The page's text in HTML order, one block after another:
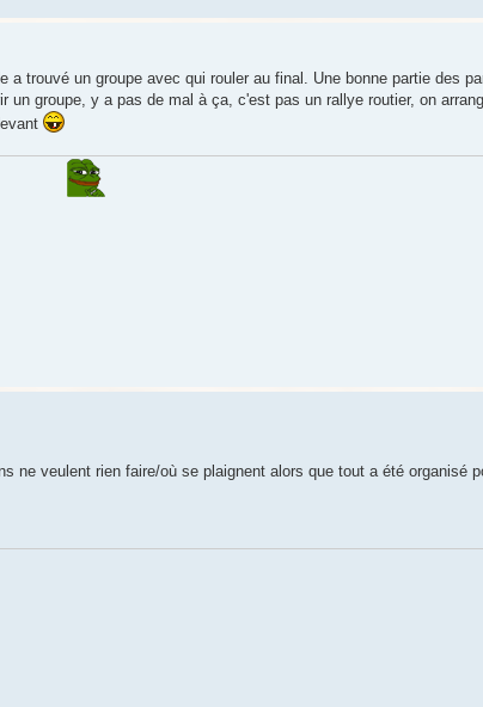
trouvé un groupe avec qui rouler au final. Une bonne partie des
un groupe, y a pas de mal à ça, c'est pas un rallye routier, on
ne veulent rien faire/où se plaignent alors que tout a été organisé